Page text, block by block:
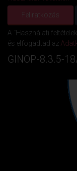
A "Használati
és elfogadtad az
GINOP-8.3.5-